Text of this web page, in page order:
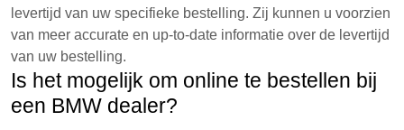
levertijd van uw specifieke bestelling. Zij kunnen u voorzien
van meer accurate en up-to-date informatie over de levertijd
van uw bestelling.
Is het mogelijk om online te bestellen bij
een BMW dealer?